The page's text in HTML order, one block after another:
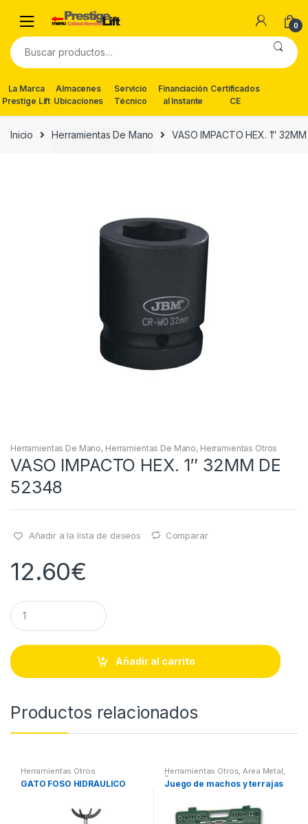
navigation
content
0
Buscar
por:
La Marca
Prestige Lift
Almacenes
Ubicaciones
Servicio
Técnico
Financiación
al Instante
Certificados
CE
Inicio Herramientas De Mano VASO IMPACTO HEX. 1″
Herramientas De Mano, Herramientas De Mano, Herramientas Otros
VASO IMPACTO HEX. 1″ 32MM DE
52348
Añadir a la lista de deseos Comparar
12.60€
Q
u
a
t
i
Añadir al carrito
Productos relacionados
Herramientas Otros
GATO FOSO HIDRÁULICO
Herramientas Otros,Area Metal,
Roscas, Herramientas ,
Maletines Herramientas,
Juego de machos y terrajas